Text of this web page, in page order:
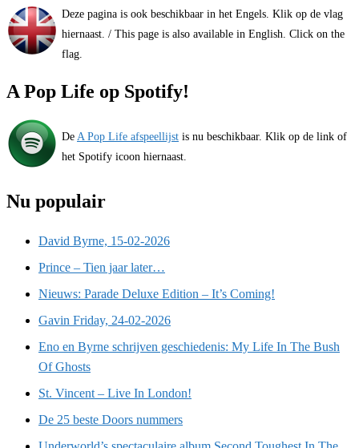
Deze pagina is ook beschikbaar in het Engels. Klik op de vlag
hiernaast. / This page is also available in English. Click on the
flag.
A Pop Life op Spotify!
De A Pop Life afspeellijst is nu beschikbaar. Klik op de link of
het Spotify icoon hiernaast.
Nu populair
David Byrne, 15-02-2026
Prince – Tien jaar later…
Nieuws: Parade Deluxe Edition – It’s Coming!
Gavin Friday, 24-02-2026
Eno en Byrne schrijven geschiedenis: My Life In The Bush
Of Ghosts
St. Vincent – Live In London!
De 25 beste Doors nummers